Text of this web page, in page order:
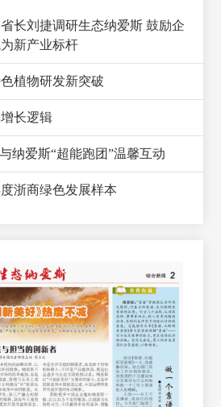
刘捷调研生态纳爱斯 鼓励企
新产业标杆
植物研发新突破
长逻辑
纳爱斯“超能跑团”温馨互动
浙商绿色发展样本